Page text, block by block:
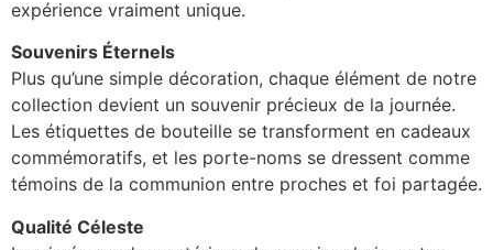
expérience vraiment unique.
Souvenirs Éternels
Plus qu’une simple décoration, chaque élément de notre
collection devient un souvenir précieux de la journée.
Les étiquettes de bouteille se transforment en cadeaux
commémoratifs, et les porte-noms se dressent comme
témoins de la communion entre proches et foi partagée.
Qualité Céleste